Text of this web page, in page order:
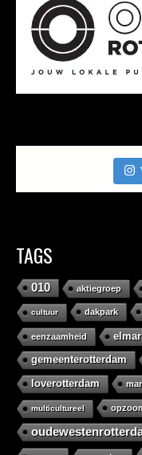
TAGS
010 aktiegroep
cultuur dakpark
eenzaamheid
gemeenterotterdam
loverotterdam
multicultureel